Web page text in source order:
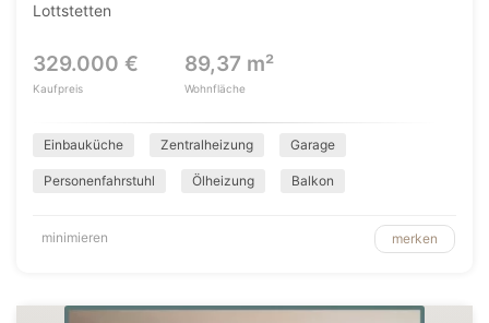
Lottstetten
329.000 €
Kaufpreis
89,37 m²
Wohnfläche
Einbauküche Zentralheizung Garage
Personenfahrstuhl Ölheizung Balkon
minimieren merken